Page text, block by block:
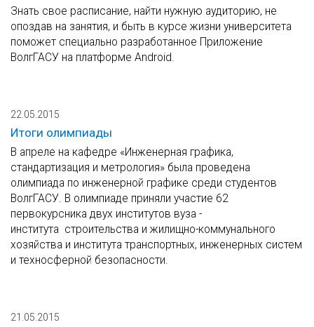
Знать свое расписание, найти нужную аудиторию, не
опоздав на занятия, и быть в курсе жизни университета
поможет специально разработанное Приложение
ВолгГАСУ на платформе Android.
22.05.2015
Итоги олимпиады
В апреле на кафедре «Инженерная графика,
стандартизация и метрология» была проведена
олимпиада по инженерной графике среди студентов
ВолгГАСУ. В олимпиаде приняли участие 62
первокурсника двух институтов вуза -
института строительства и жилищно-коммунального
хозяйства и института транспортных, инженерных систем
и техносферной безопасности.
21.05.2015